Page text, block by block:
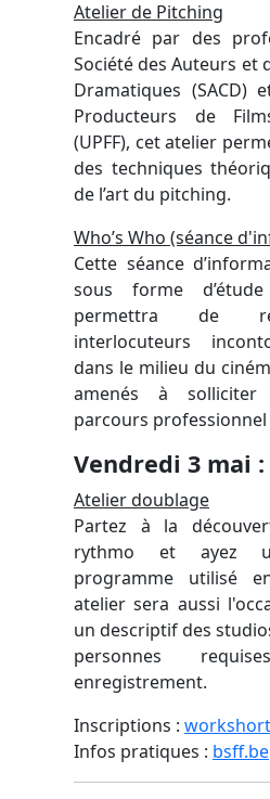
Atelier de Pitching
Encadré par des
Société des Auteurs et
Dramatiques (SACD)
Producteurs de
(UPFF), cet atelier
des techniques
de l’art du pitching.
Who’s Who (séance
Cette séance
sous forme
permettra de
interlocuteurs
dans le milieu du
amenés à
parcours professionnel
Vendredi 3 mai :
Atelier doublage
Partez à la
rythmo et ayez
programme utilisé
atelier sera aussi
un descriptif des
personnes
enregistrement.
Inscriptions :
Infos pratiques : bsff.be